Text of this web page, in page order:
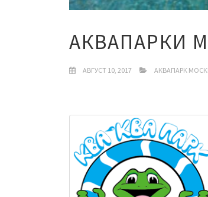
АКВАПАРКИ
АВГУСТ 10, 2017 АКВАПАРК